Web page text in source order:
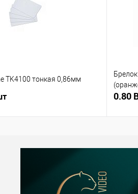
TK4100 тонкая 0,86мм
0.80